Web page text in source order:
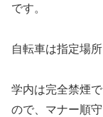
です。
自転車は指定場
学内は完全禁煙
ので、マナー順